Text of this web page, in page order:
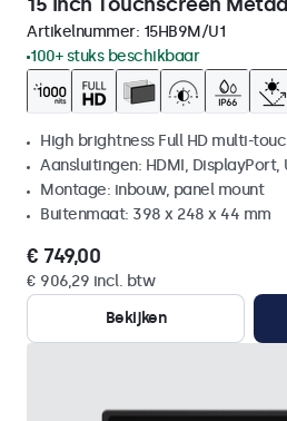
Artikelnummer: 15HB9M/U1
100+ stuks beschikbaar
High brightness Full HD multi-
Aansluitingen: HDMI, DisplayPort,
Montage: inbouw, panel mount
Buitenmaat: 398 x 248 x 44 mm
€ 749,00
€ 906,29 incl. btw
Bekijken